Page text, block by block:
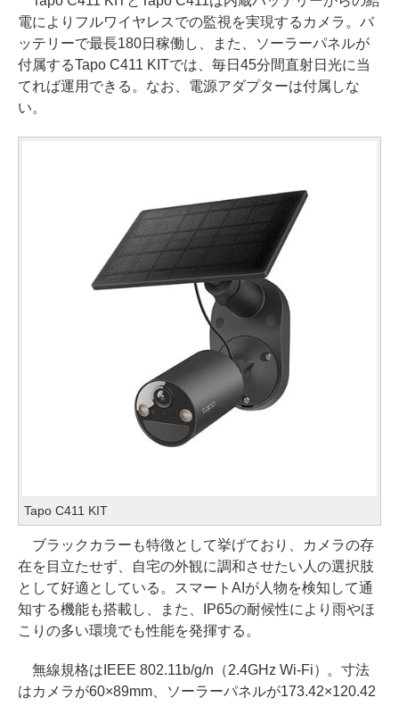
電によりフルワイヤレスでの監視を実現するカメラ。バ
ッテリーで最長180日稼働し、また、ソーラーパネルが
付属するTapo C411 KITでは、毎日45分間直射日光に当
てれば運用できる。なお、電源アダプターは付属しな
い。
Tapo C411 KIT
ブラックカラーも特徴として挙げており、カメラの存
在を目立たせず、自宅の外観に調和させたい人の選択肢
として好適としている。スマートAIが人物を検知して通
知する機能も搭載し、また、IP65の耐候性により雨やほ
こりの多い環境でも性能を発揮する。
無線規格はIEEE 802.11b/g/n（2.4GHz Wi-Fi）。寸法
はカメラが60×89mm、ソーラーパネルが173.42×120.42